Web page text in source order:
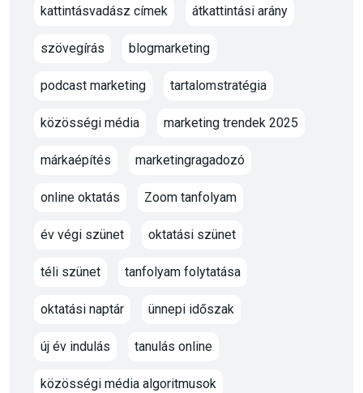
kattintásvadász címek átkattintási arány
szövegírás blogmarketing
podcast marketing tartalomstratégia
közösségi média marketing trendek 2025
márkaépítés marketingragadozó
online oktatás Zoom tanfolyam
év végi szünet oktatási szünet
téli szünet tanfolyam folytatása
oktatási naptár ünnepi időszak
új év indulás tanulás online
közösségi média algoritmusok